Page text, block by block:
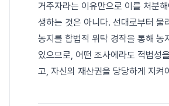
거주자라는 이유만으로 이를 처분
생하는 것은 아니다. 선대로부터 물
농지를 합법적 위탁 경작을 통해 농
있으므로, 어떤 조사에라도 적법성
고, 자신의 재산권을 당당하게 지켜